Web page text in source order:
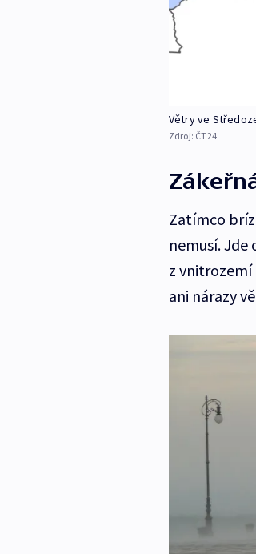
Větry ve
Zdroj: ČT24
Zatímco
nemusí.
z vnitrozemí
ani nárazy